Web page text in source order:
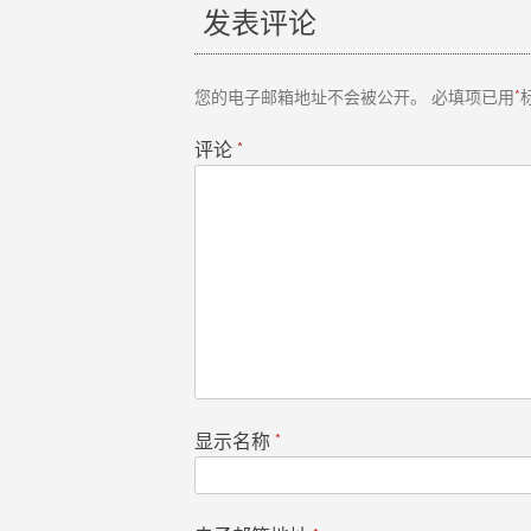
导
航
发表评论
您的电子邮箱地址不会被公开。 必填项已用*
评论 *
显示名称 *